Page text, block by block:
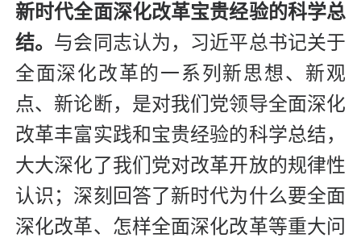
新时代全面深化改革宝贵经验的科学总
结。 与会同志认为，习近平总书记关于
全面深化改革的一系列新思想、新观
点、新论断，是对我们党领导全面深化
改革丰富实践和宝贵经验的科学总结，
大大深化了我们党对改革开放的规律性
认识；深刻回答了新时代为什么要全面
深化改革、怎样全面深化改革等重大问